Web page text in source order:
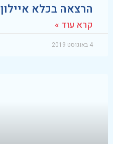
הרצאה בכלא איילון 4.8.2019
קרא עוד »
4 באוגוסט 2019